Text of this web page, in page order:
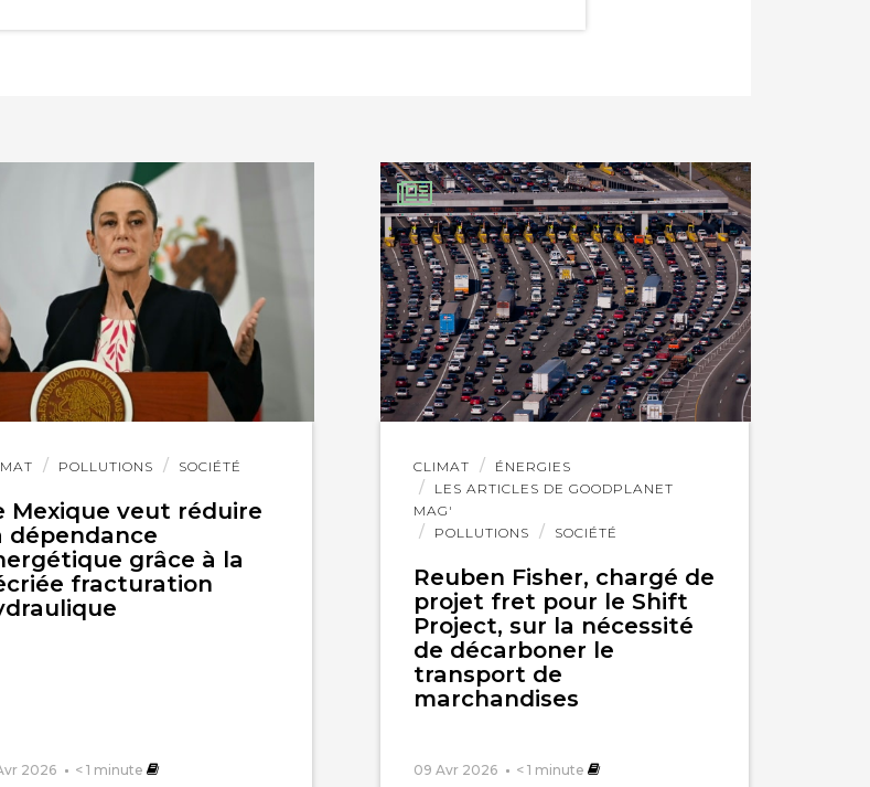
POLLUTIONS SOCIÉTÉ
Mexique veut réduire
dépendance
grâce à la
fracturation
2026 < 1 minute
CLIMAT
ÉNERGIES
LES ARTICLES DE GOODPLANET
MAG'
POLLUTIONS
SOCIÉTÉ
Reuben Fisher, chargé de
projet fret pour le Shift
Project, sur la nécessité
de décarboner le
transport de
marchandises
09 Avr 2026 < 1 minute
Lire
l'article